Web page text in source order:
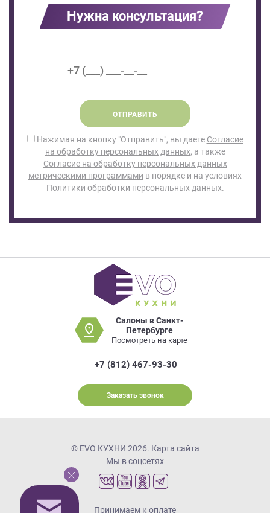
Нужна консультация?
ОТПРАВИТЬ
Нажимая на кнопку "Отправить", вы даете Согласие
на обработку персональных данных, а также
Согласие на обработку персональных данных
метрическими программами в порядке и на условиях
Политики обработки персональных данных.
Салоны в Санкт-
Петербурге
Посмотреть на карте
+7 (812) 467-93-30
Заказать звонок
© EVO КУХНИ 2026. Карта сайта
Мы в соцсетях
Принимаем к оплате